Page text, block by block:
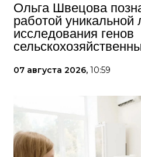
Ольга Швецова
работой уникальной
исследования генов
07 августа 2026, 10:59